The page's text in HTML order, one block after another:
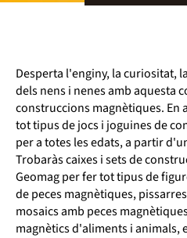
Desperta l'enginy, la curiositat,
dels nens i nenes amb aquesta
construccions magnètiques. En
tot tipus de jocs i joguines de
per a totes les edats, a partir
Trobaràs caixes i sets de
Geomag per fer tot tipus de
de peces magnètiques,
mosaics amb peces
magnètics d'aliments i animals,